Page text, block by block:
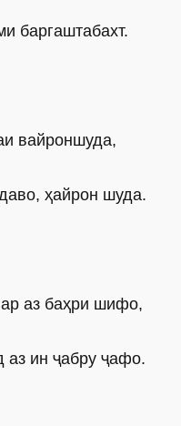
баргаштабахт.
вайроншуда,
ҳайрон шуда.
аз баҳри шифо,
ин ҷабру ҷафо.